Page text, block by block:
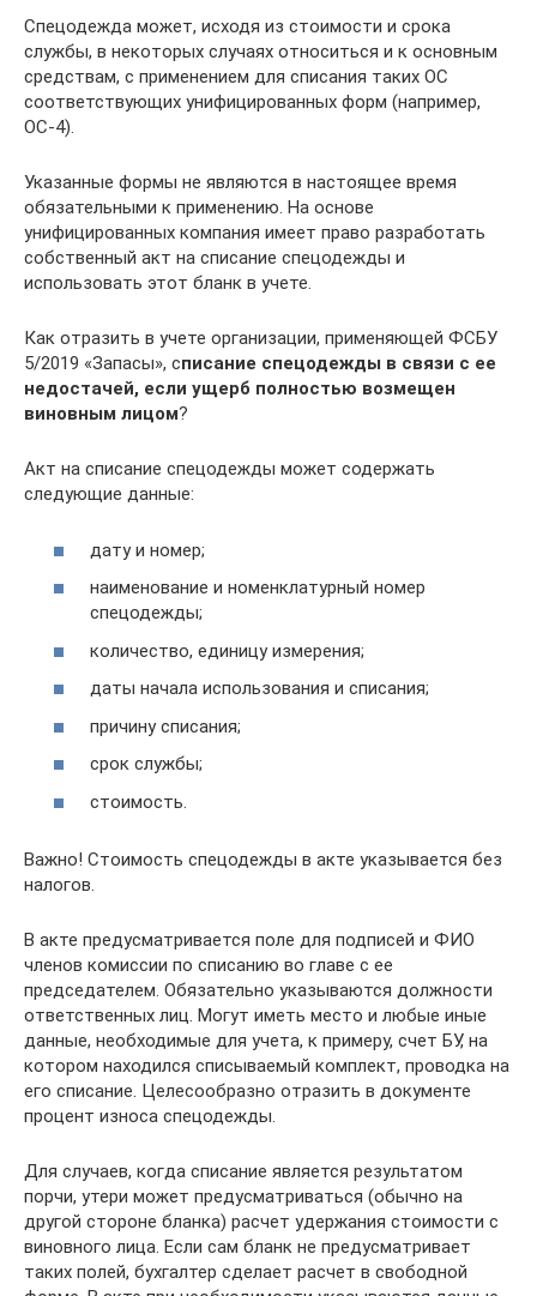
Спецодежда может, исходя из стоимости и срока
службы, в некоторых случаях относиться и к основным
средствам, с применением для списания таких ОС
соответствующих унифицированных форм (например,
ОС-4).
Указанные формы не являются в настоящее время
обязательными к применению. На основе
унифицированных компания имеет право разработать
собственный акт на списание спецодежды и
использовать этот бланк в учете.
Как отразить в учете организации, применяющей ФСБУ
5/2019 «Запасы», списание спецодежды в связи с ее
недостачей, если ущерб полностью возмещен
виновным лицом?
Акт на списание спецодежды может содержать
следующие данные:
дату и номер;
наименование и номенклатурный номер
спецодежды;
количество, единицу измерения;
даты начала использования и списания;
причину списания;
срок службы;
стоимость.
Важно! Стоимость спецодежды в акте указывается без
налогов.
В акте предусматривается поле для подписей и ФИО
членов комиссии по списанию во главе с ее
председателем. Обязательно указываются должности
ответственных лиц. Могут иметь место и любые иные
данные, необходимые для учета, к примеру, счет БУ, на
котором находился списываемый комплект, проводка на
его списание. Целесообразно отразить в документе
процент износа спецодежды.
Для случаев, когда списание является результатом
порчи, утери может предусматриваться (обычно на
другой стороне бланка) расчет удержания стоимости с
виновного лица. Если сам бланк не предусматривает
таких полей, бухгалтер сделает расчет в свободной